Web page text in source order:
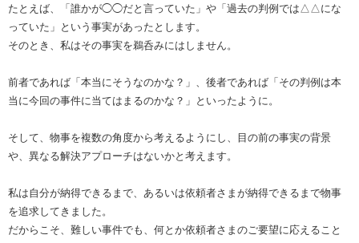
たとえば、「誰かが◯◯だと言っていた」や「過去の判例では△△にな
っていた」という事実があったとします。
そのとき、私はその事実を鵜呑みにはしません。
前者であれば「本当にそうなのかな？」、後者であれば「その判例は本
当に今回の事件に当てはまるのかな？」といったように。
そして、物事を複数の角度から考えるようにし、目の前の事実の背景
や、異なる解決アプローチはないかと考えます。
私は自分が納得できるまで、あるいは依頼者さまが納得できるまで物事
を追求してきました。
だからこそ、難しい事件でも、何とか依頼者さまのご要望に応えること